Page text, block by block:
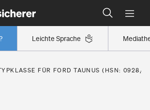
Leichte Sprache
Jetzt Versicherer finden
ist Ihre Region eingestuft
Jetzt Versicherer finden
FÜR FORD TAUNUS (HSN: 0928,